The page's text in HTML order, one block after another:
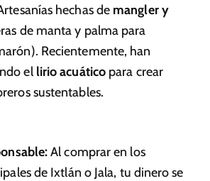
hechas de mangler y
de manta y palma para
Recientemente, han
el lirio acuáticopara crear
sustentables.
Al comprar en los
de Ixtlán o Jala, tu dinero se